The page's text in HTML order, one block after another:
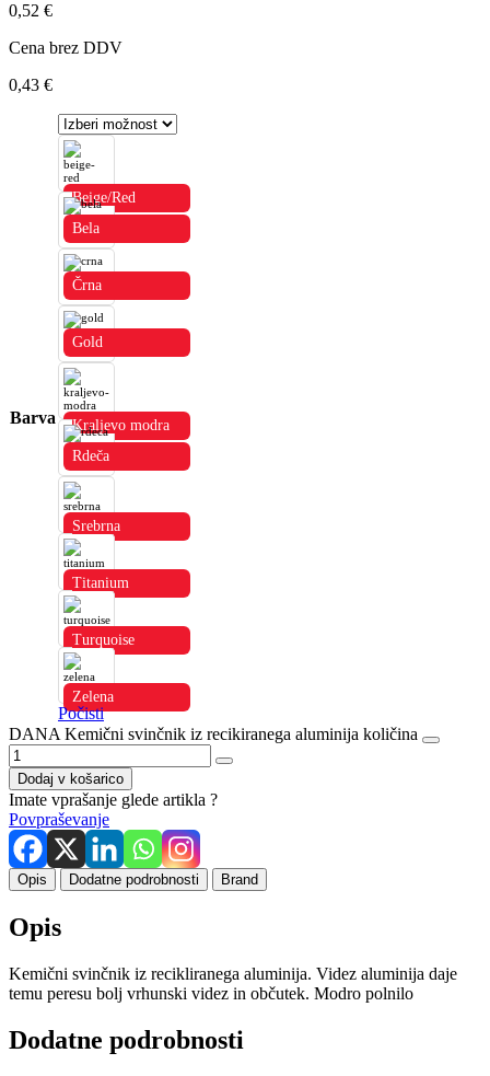
0,52 €
Cena brez DDV
0,43 €
Barva
Beige/Red
Bela
Črna
Gold
Kraljevo modra
Rdeča
Srebrna
Titanium
Turquoise
Zelena
Počisti
DANA Kemični svinčnik iz recikiranega aluminija količina
Dodaj v košarico
Imate vprašanje glede artikla ?
Povpraševanje
Opis Dodatne podrobnosti Brand
Opis
Kemični svinčnik iz recikliranega aluminija. Videz aluminija daje
temu peresu bolj vrhunski videz in občutek. Modro polnilo
Dodatne podrobnosti